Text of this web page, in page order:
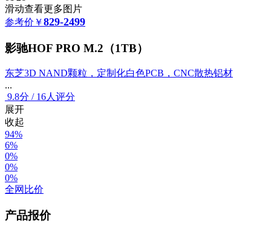
滑动查看更多图片
参考价 ￥829-2499
影驰HOF PRO M.2（1TB）
东芝3D NAND颗粒，定制化白色PCB，CNC散热铝材
...
9.8分 / 16人评分
展开
收起
94%
6%
0%
0%
0%
全网比价
产品报价